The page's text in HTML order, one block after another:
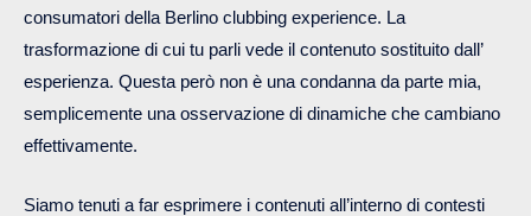
consumatori della Berlino clubbing experience. La
trasformazione di cui tu parli vede il contenuto sostituito dall’
esperienza. Questa però non è una condanna da parte mia,
semplicemente una osservazione di dinamiche che cambiano
effettivamente.
Siamo tenuti a far esprimere i contenuti all’interno di contesti